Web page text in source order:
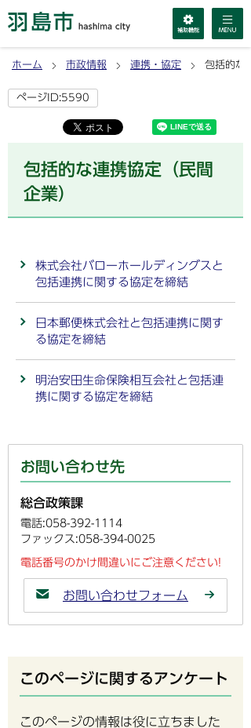
ホーム 市政情報 連携・協定 包括的な
ページID:5590
包括的な連携協定（民間
企業）
株式会社バローホールディングスと
包括連携に関する協定を締結
日本郵便株式会社と包括連携に関す
る協定を締結
明治安田生命保険相互会社と包括連
携に関する協定を締結
お問い合わせ先
総合政策課
電話:058-392-1114
ファックス:058-394-0025
電話番号のかけ間違いにご注意ください!
お問い合わせフォーム
このページに関するアンケート
このページの情報は役に立ちました